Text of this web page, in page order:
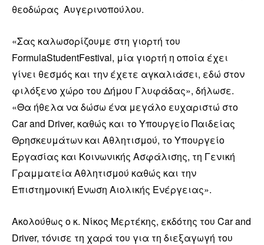
θεοδώρας Αυγερινοπούλου.
«Σας καλωσορίζουμε στη γιορτή του
FormulaStudentFestival, μία γιορτή η οποία έχει
γίνει θεσμός και την έχετε αγκαλιάσει, εδώ στον
φιλόξενο χώρο του Δήμου Γλυφάδας», δήλωσε.
«Θα ήθελα να δώσω ένα μεγάλο ευχαριστώ στο
Car and Driver, καθώς και το Υπουργείο Παιδείας
Θρησκευμάτων και Αθλητισμού, το Υπουργείο
Εργασίας και Κοινωνικής Ασφάλισης, τη Γενική
Γραμματεία Αθλητισμού καθώς και την
Επιστημονική Ένωση Αιολικής Ενέργειας».
Ακολούθως ο κ. Νίκος Μερτέκης, εκδότης του Car and
Driver, τόνισε τη χαρά του για τη διεξαγωγή του